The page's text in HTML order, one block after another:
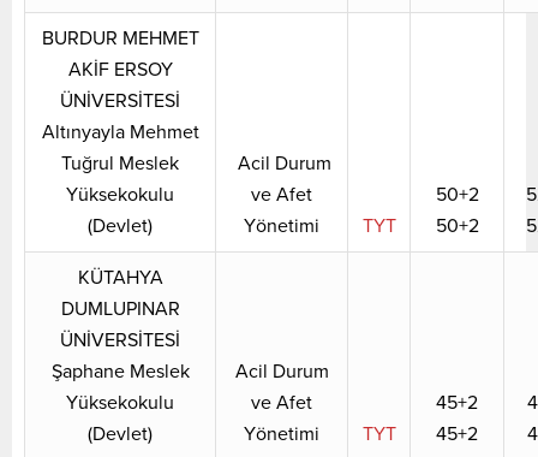
BURDUR MEHMET
AKİF ERSOY
ÜNİVERSİTESİ
Altınyayla Mehmet
Tuğrul Meslek
Yüksekokulu
(Devlet)
Acil Durum
ve Afet
Yönetimi
TYT
50+2
50+2
KÜTAHYA
DUMLUPINAR
ÜNİVERSİTESİ
Şaphane Meslek
Yüksekokulu
(Devlet)
Acil Durum
ve Afet
Yönetimi
TYT
45+2
45+2